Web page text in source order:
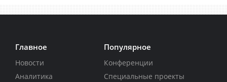
Главное
Новости
Аналитика
Популярное
Конференции
Специальные проекты